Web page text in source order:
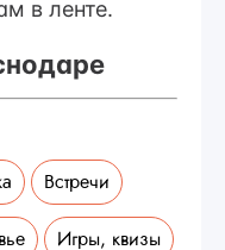
в ленте.
Встречи
Игры, квизы